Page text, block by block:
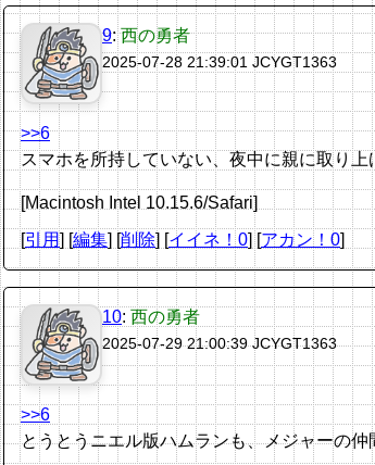
9:西の勇者
2025-07-28 21:39:01 JCYGT1363
>>6
スマホを所持していない、夜中に親に取り
[Macintosh Intel 10.15.6/Safari]
[引用] [編集] [削除] [イイネ！0] [アカン！0]
10: 西の勇者
2025-07-29 21:00:39JCYGT1363
>>6
とうとうニエル版ハムランも、メジャーの